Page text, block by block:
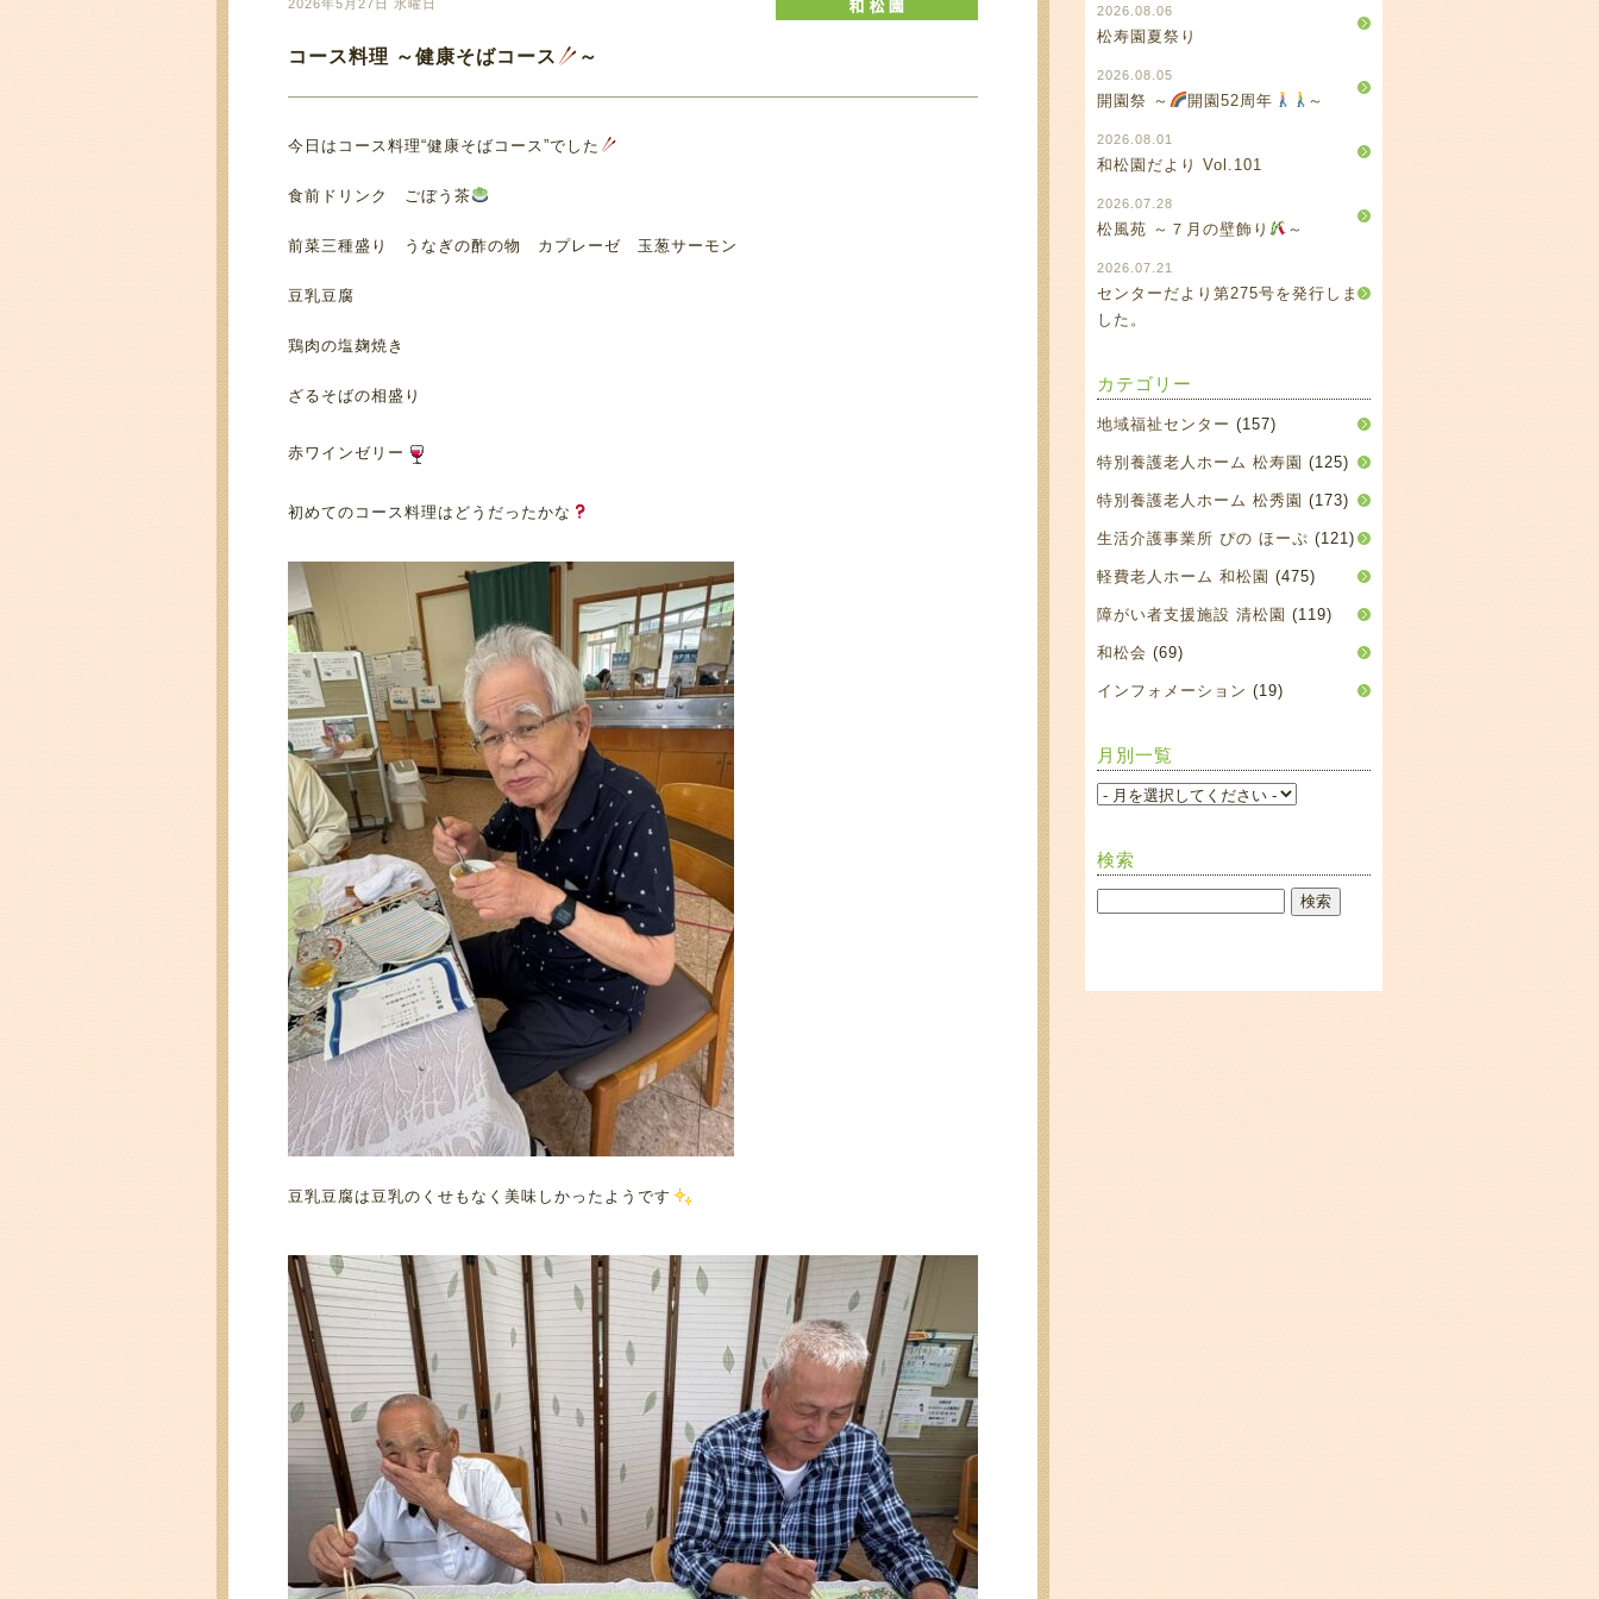
2026年5月27日 水曜日
コース料理 ～健康そばコース ～
今日はコース料理“健康そばコース”でした
食前ドリンク ごぼう茶
前菜三種盛り うなぎの酢の物 カプレーゼ 玉葱サーモン
豆乳豆腐
鶏肉の塩麹焼き
ざるそばの相盛り
赤ワインゼリー
初めてのコース料理はどうだったかな
豆乳豆腐は豆乳のくせもなく美味しかったようです
2026.08.06
松寿園夏祭り
2026.08.05
開園祭 ～ 開園52周年 ～
2026.08.01
和松園だより Vol.101
2026.07.28
松風苑 ～７月の壁飾り ～
2026.07.21
センターだより第275号を発行しま
した。
カテゴリー
地域福祉センター (157)
特別養護老人ホーム 松寿園 (125)
特別養護老人ホーム 松秀園 (173)
生活介護事業所 ぴの ほーぷ (121)
軽費老人ホーム 和松園 (475)
障がい者支援施設 清松園 (119)
和松会 (69)
インフォメーション (19)
月別一覧
検索